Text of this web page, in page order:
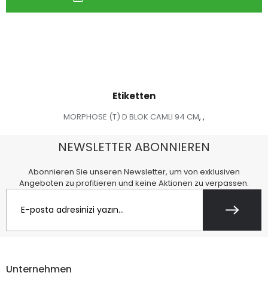
Etiketten
MORPHOSE (T) D BLOK CAMLI 94 CM, ,
NEWSLETTER ABONNIEREN
Abonnieren Sie unseren Newsletter, um von exklusiven
Angeboten zu profitieren und keine Aktionen zu verpassen.
Unternehmen